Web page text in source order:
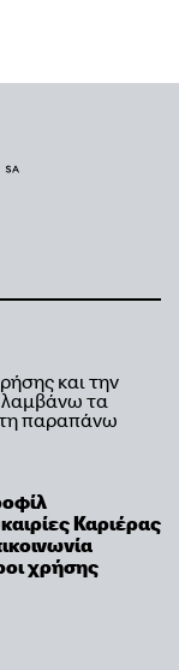
και την
λαμβάνω τα
παραπάνω
Καριέρας
χρήσης